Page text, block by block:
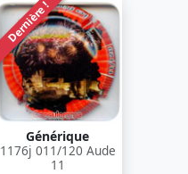
Dernière !
Générique
1176j 011/120 Aude
11